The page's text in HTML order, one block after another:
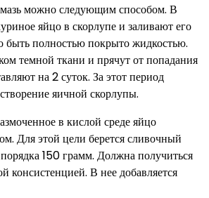
можно следующим способом. В
яйцо в скорлупе и заливают его
полностью покрыто жидкостью.
темной ткани и прячут от попадания
на 2 суток. За этот период
яичной скорлупы.
в кислой среде яйцо
Для этой цели берется сливочный
150 грамм. Должна получиться
консистенцией. В нее добавляется